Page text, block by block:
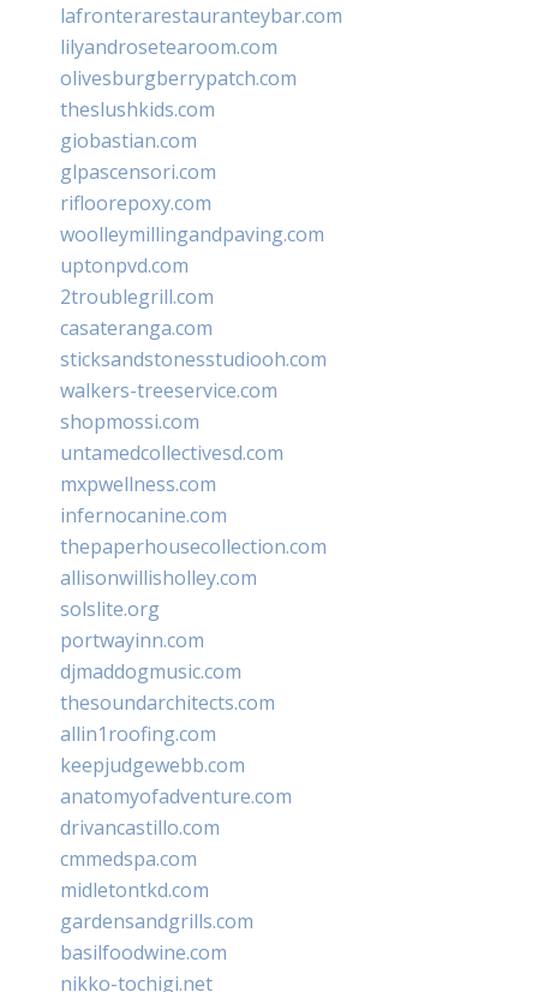
lafronterarestauranteybar.com
lilyandrosetearoom.com
olivesburgberrypatch.com
theslushkids.com
giobastian.com
glpascensori.com
rifloorepoxy.com
woolleymillingandpaving.com
uptonpvd.com
2troublegrill.com
casateranga.com
sticksandstonesstudiooh.com
walkers-treeservice.com
shopmossi.com
untamedcollectivesd.com
mxpwellness.com
infernocanine.com
thepaperhousecollection.com
allisonwillisholley.com
solslite.org
portwayinn.com
djmaddogmusic.com
thesoundarchitects.com
allin1roofing.com
keepjudgewebb.com
anatomyofadventure.com
drivancastillo.com
cmmedspa.com
midletontkd.com
gardensandgrills.com
basilfoodwine.com
nikko-tochigi.net